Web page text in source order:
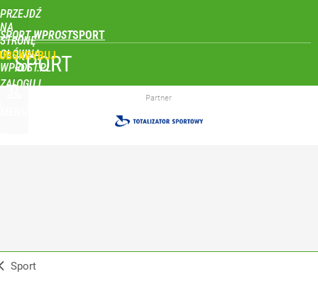
PRZEJDŹ
NA
STRONĘ
GŁÓWNĄ
WPROST.PL
SPORT WPROST
ZALOGUJ
SPORT
Partner
Sport